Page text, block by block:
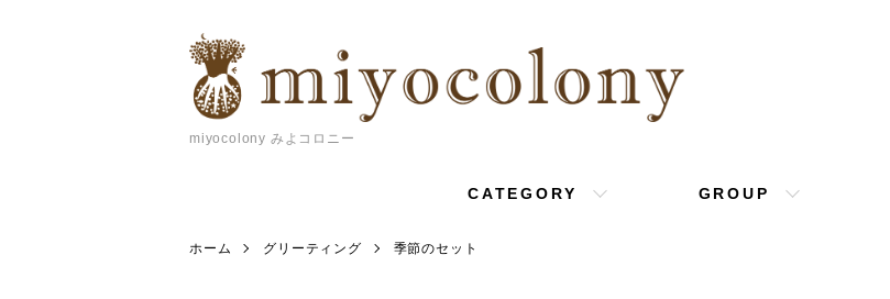
miyocolony みよコロニー
CATEGORY GROUP
ホーム グリーティング 季節のセット